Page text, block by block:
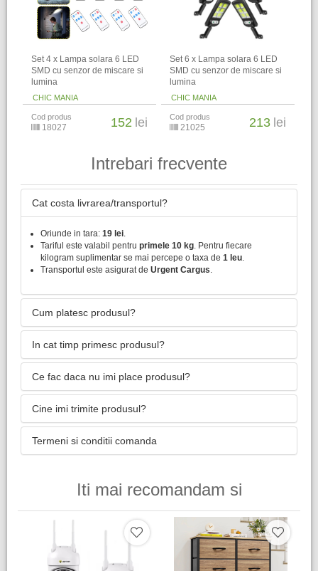
Set 4 x Lampa solara 6 LED
SMD cu senzor de miscare si
lumina
CHIC MANIA
Cod produs
18027 152 lei
Set 6 x Lampa solara 6 LED
SMD cu senzor de miscare si
lumina
CHIC MANIA
Cod produs
21025 213 lei
Intrebari frecvente
Cat costa livrarea/transportul?
Oriunde in tara: 19 lei
Tariful este valabil pentru primele 10 kg . Pentru fiecare
kilogram suplimentar se mai percepe o taxa de 1 leu
Transportul este asigurat de Urgent Cargus
Cum platesc produsul?
In cat timp primesc produsul?
Ce fac daca nu imi place produsul?
Cine imi trimite produsul?
Termeni si conditii comanda
Iti mai recomandam si